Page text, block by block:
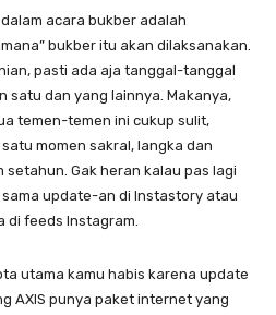
acara bukber adalah
bukber itu akan dilaksanakan.
pasti ada aja tanggal-tanggal
satu dan yang lainnya. Makanya,
temen-temen ini cukup sulit,
momen sakral, langka dan
Gak heran kalau pas lagi
update-an di Instastory atau
di feeds Instagram.
utama kamu habis karena update
AXIS punya paket internet yang